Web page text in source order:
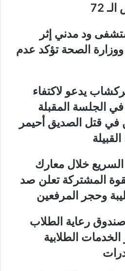
72
ود مدني إثر
الصحة تؤكد عدم
يدعو لاكتفاء
الجلسة المقبلة
في قتل الصديق أحيمر
السريع خلال معارك
المشتركة تعلن صد
وحجر المرفعين
رعاية الطلاب
الطلابية